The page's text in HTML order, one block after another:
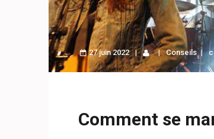
27 juin 2022 Conseils
Comment se